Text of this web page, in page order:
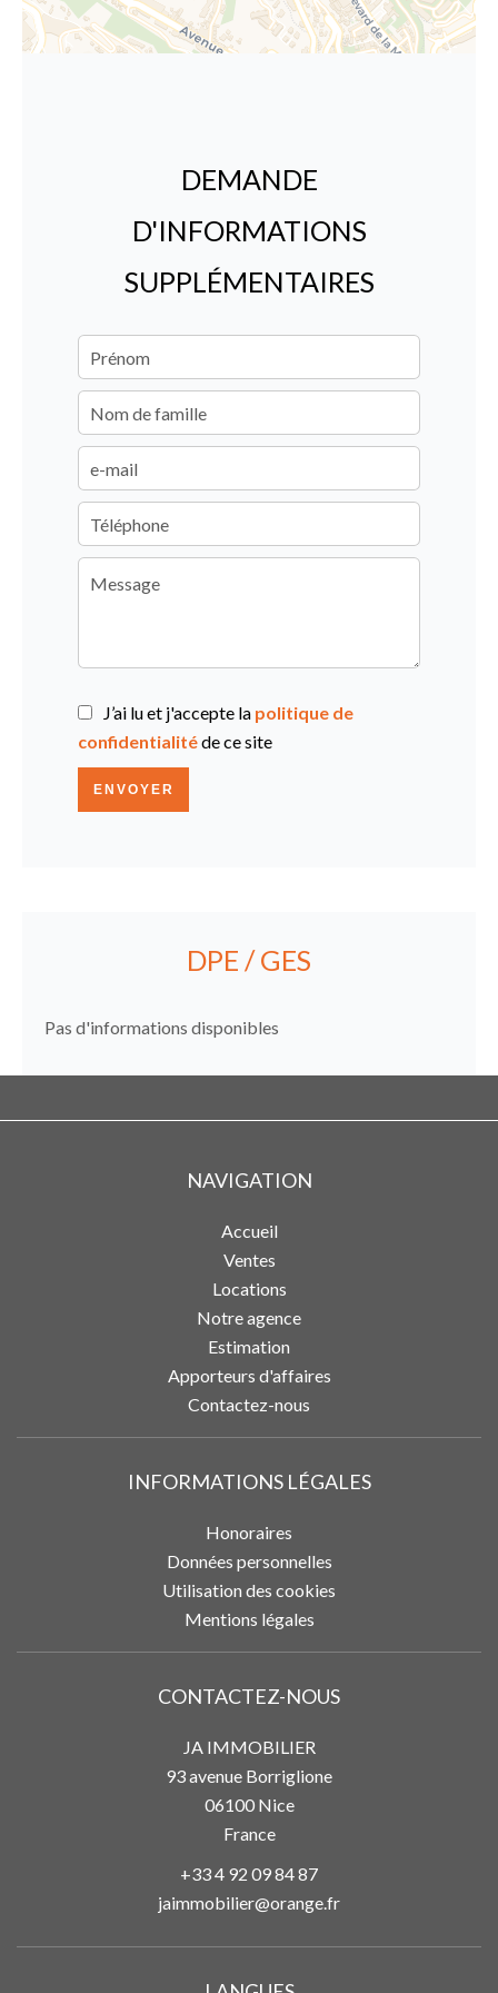
DEMANDE
D'INFORMATIONS
SUPPLÉMENTAIRES
J’ai lu et j'accepte la politique de
confidentialitéde ce site
ENVOYER
DPE / GES
Pas d'informations disponibles
NAVIGATION
Accueil
Ventes
Locations
Notre agence
Estimation
Apporteurs d'affaires
Contactez-nous
INFORMATIONS LÉGALES
Honoraires
Données personnelles
Utilisation des cookies
Mentions légales
CONTACTEZ-NOUS
JA IMMOBILIER
93 avenue Borriglione
06100Nice
France
+33 4 92 09 84 87
jaimmobilier@orange.fr